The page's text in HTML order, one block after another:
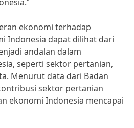
ekonomi terhadap
Indonesia dapat dilihat dari
andalan dalam
seperti sektor pertanian,
Menurut data dari Badan
sektor pertanian
ekonomi Indonesia mencapai